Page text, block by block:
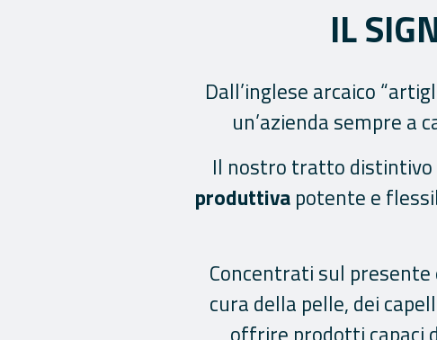
IL
Dall’inglese arcaico
un’azienda sempre a
Il nostro tratto distintivo
produttiva potente e
Concentrati sul
cura della pelle, dei